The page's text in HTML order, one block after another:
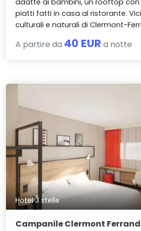
piatti fatti in casa al ristorante.
culturali e naturali di Clermont-
A partire da 40 EUR a notte
Hotel 3 stelle
Campanile Clermont